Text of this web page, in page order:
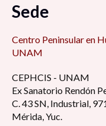
Sede
Centro Peninsular en
UNAM
CEPHCIS - UNAM
Ex Sanatorio Rendón
C. 43 SN, Industrial,
Mérida, Yuc.